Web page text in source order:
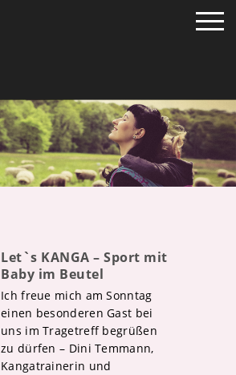
Let`s KANGA – Sport mit
Baby im Beutel
Ich freue mich am Sonntag
einen besonderen Gast bei
uns im Tragetreff begrüßen
zu dürfen – Dini Temmann,
Kangatrainerin und